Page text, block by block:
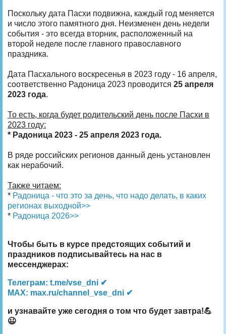
Поскольку дата Пасхи подвижна, каждый год меняется
и число этого памятного дня. Неизменен день недели
события - это всегда вторник, расположенный на
второй неделе после главного православного
праздника.
Дата Пасхального воскресенья в 2023 году - 16 апреля,
соответственно Радоница 2023 проводится 25 апреля
2023 года.
То есть, когда будет родительский день после Пасхи в
2023 году:
* Радоница 2023 - 25 апреля 2023 года.
В ряде российских регионов данный день установлен
как нерабочий.
Также читаем:
* Радоница - что это за день, что надо делать, в каких
регионах выходной>>
* Радоница 2026>>
Чтобы быть в курсе предстоящих событий и
праздников подписывайтесь на нас в
мессенджерах:
Телеграм: t.me/vse_dni ✔
MAX: max.ru/channel_vse_dni ✔
и узнавайте уже сегодня о том что будет завтра!💪
😉